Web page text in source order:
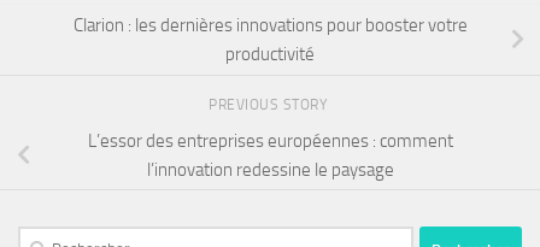
Clarion : les dernières innovations pour booster votre
productivité
PREVIOUS STORY
L’essor des entreprises européennes : comment
l’innovation redessine le paysage